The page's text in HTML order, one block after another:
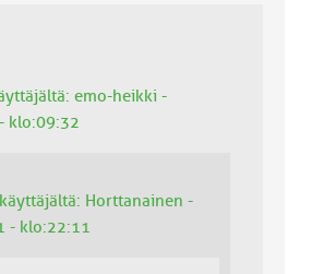
emo-heikki -
klo:09:32
Horttanainen -
- klo:22:11